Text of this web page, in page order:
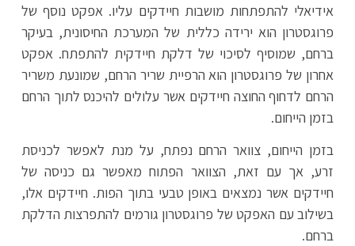
אידיאלי להתפתחות מושבות חיידקים עליו. אפקט נוסף של
פרוגסטרון הוא ירידה כללית של המערכת החיסונית, בעיקר
ברחם, שמוסיף לסיכוי של דלקת חיידקית להתפתח. אפקט
אחרון של פרוגסטרון הוא הרפיית שריר הרחם, שמונעת משריר
הרחם לדחוף החוצה חיידקים אשר עלולים להיכנס לתוך הרחם
בזמן הייחום.
בזמן הייחום, צוואר הרחם נפתח, על מנת לאפשר לכניסת
זרע, אך עם זאת, הצוואר הפתוח מאפשר גם כניסה של
חיידקים אשר נמצאים באופן טבעי בתוך הפות. חיידקים אלו,
בשילוב עם האפקט של פרוגסטרון גורמים להתפרצות הדלקת
ברחם.